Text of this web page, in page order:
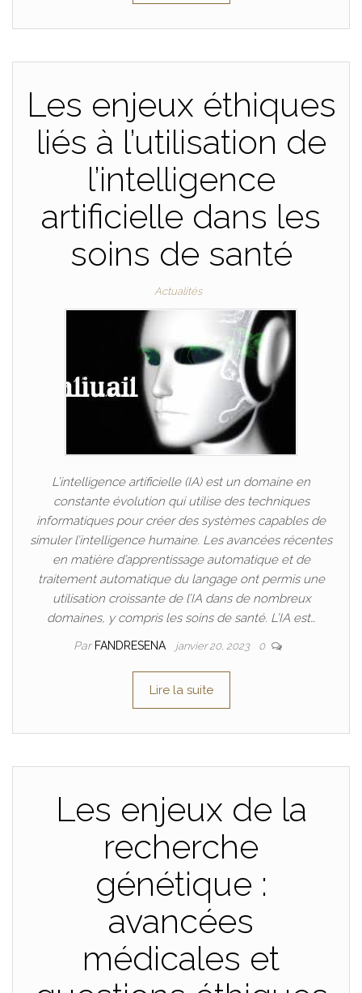
Les enjeux éthiques
liés à l’utilisation de
l’intelligence
artificielle dans les
soins de santé
Actualités
L’intelligence artificielle (IA) est un domaine en
constante évolution qui utilise des techniques
informatiques pour créer des systèmes capables de
simuler l’intelligence humaine. Les avancées récentes
en matière d’apprentissage automatique et de
traitement automatique du langage ont permis une
utilisation croissante de l’IA dans de nombreux
domaines, y compris les soins de santé. L’IA est…
Par FANDRESENA janvier 20, 2023 0
Lire la suite
Les enjeux de la
recherche
génétique :
avancées
médicales et